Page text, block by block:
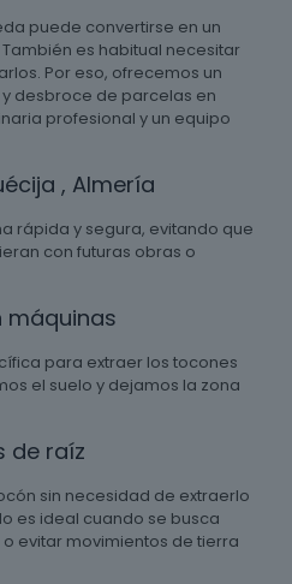
puede convertirse en un
es habitual necesitar
Por eso, ofrecemos un
desbroce de parcelas en
profesional y un equipo
, Almería
rápida y segura, evitando que
con futuras obras o
máquinas
para extraer los tocones
el suelo y dejamos la zona
de raíz
sin necesidad de extraerlo
es ideal cuando se busca
evitar movimientos de tierra